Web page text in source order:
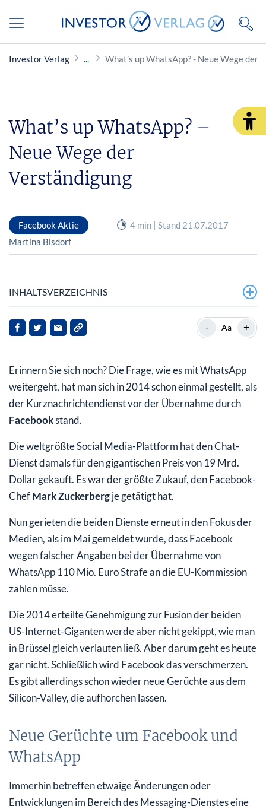
Investor Verlag What’s up WhatsApp? - Neue Wege der
What’s up WhatsApp? –
Neue Wege der
Verständigung
Facebook Aktie
4 min | Stand 21.07.2017
Martina Bisdorf
INHALTSVERZEICHNIS
Neue Gerüchte um Facebook und WhatsApp
Amazon setzt zum Angriff an
Amazon Prime Day 2017 bricht alle Rekorde – dank
längerem Zeitfenster
- Aa +
Erinnern Sie sich noch? Die Frage, wie es mit WhatsApp
weitergeht, hat man sich in 2014 schon einmal gestellt, als
der Kurznachrichtendienst vor der Übernahme durch
Facebookstand.
Die weltgrößte Social Media-Plattform hat den Chat-
Dienst damals für den gigantischen Preis von 19 Mrd.
Dollar gekauft. Es war der größte Zukauf, den Facebook-
ChefMark Zuckerbergje getätigt hat.
Nun gerieten die beiden Dienste erneut in den Fokus der
Medien, als im Mai gemeldet wurde, dass Facebook
wegen falscher Angaben bei der Übernahme von
WhatsApp 110 Mio. Euro Strafe an die EU-Kommission
zahlen müsse.
Die 2014 erteilte Genehmigung zur Fusion der beiden
US-Internet-Giganten werde aber nicht gekippt, wie man
in Brüssel gleich verlauten ließ. Aber darum geht es heute
gar nicht. Schließlich wird Facebook das verschmerzen.
Es gibt allerdings schon wieder neue Gerüchte aus dem
Silicon-Valley, die aufhorchen lassen.
Neue Gerüchte um Facebook und
WhatsApp
Immerhin betreffen etwaige Änderungen oder
Entwicklungen im Bereich des Messaging-Dienstes eine